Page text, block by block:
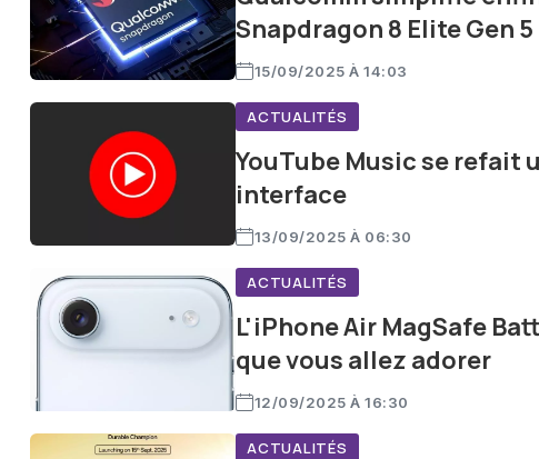
Snapdragon 8 Elite Gen 5
15/09/2025 À 14:03
ACTUALITÉS
YouTube Music se refait
interface
13/09/2025 À 06:30
ACTUALITÉS
L'iPhone Air MagSafe
que vous allez adorer
12/09/2025 À 16:30
ACTUALITÉS